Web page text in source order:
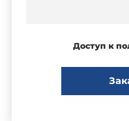
Доступ к